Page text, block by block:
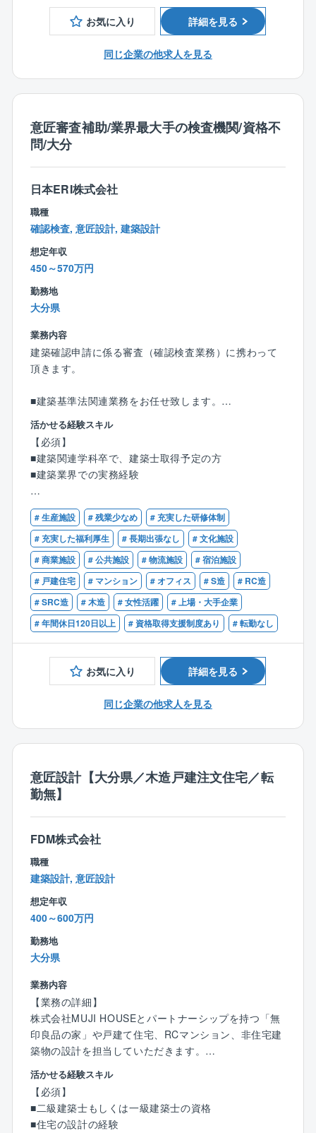
す。
入社後は同社のこと、仕事の流れをまずは知って頂く
あなた自身のスキルも活かしつつ、徐々に慣れていき
また、お願いする案件は規格商品の建築が大半。
同じ規格商品の建築工事を複数担当することもあるた
め、経験を積み仕事に慣れていけば、効率よく業務を
進められます。
■未来まで街に残る建物をつくっています
何が時代に必要とされているのかを考え、商品に反映
している同社。
例えば高耐震やバリアフリー設計などニーズのある商
品を創造する事でお客様から高い満足度を頂いていま
す。
社会的意義の高い商品をつくっていくやりがいある仕
事です。
高耐震重軽量鉄骨アパート
力商品とし、様々な製品を自社工場で一貫生産してい
る同社。
室内家具はもちろん、家具、造作材、システムキッチ
ン、収納家具などを幅広く生産し、質の高い建物を生
み出しています。
お気に入り 詳細を見る
同じ企業の他求人を見る
意匠審査補助/業界最大手の検査機関/資格不
問/大分
日本ERI株式会社
職種
確認検査, 意匠設計, 建築設計
想定年収
450～570万円
勤務地
大分県
業務内容
建築確認申請に係る審査（確認検査業務）に携わって
頂きます。
■建築基準法関連業務をお任せ致します。
建築確認の審査業務（意匠担当）をお任せいたしま
す。
建築基準適合判定資格者を取得後は検査業務にも関わ
る可能性があります。
戸建住宅から大規模建築物、木造からSRC造まで多様
な案件に携わることが可能です。
【ポイント】
■資格取得に対してのバックアップ
一級建築士の資格を保有している方には入社後、建築
基準適合判定資格者の取得を目指していただきます。
グループ会社のERIアカデミーで主催している講座を社
内研修の一環として受講できる制度を整えています。
取得後は祝い金30万円や月額の資格手当を支給。資格
取得にむけてしっかりとした支援制度を整えていま
す！
業務に関しては、座学研修やeラーニングの他、社内勉
■ワークライフバランス
平均残業時間が20時間とプライベートとメリハリをつ
【同社の特徴】
民間会社では国土交通大臣指定の確認検査機関第1号と
して、業界のパイオニアという確固たる地位を確立し
ております。
現在は全国34ヶ所に拠点を有し、確認検査業務や、住
宅性能評価、高層評定、省エネに係る審査業務といっ
た、高品質で多様なサービスを一貫して提供しており
ます。
近年では、電子化も進んでおり、法改正への対応で省
活かせる経験スキル
【必須】
■建築関連学科卒で、建築士取得予定の方
■建築業界での実務経験
【歓迎】
■一級、二級建築士
■建築基準適合判定資格者
■ゼネコンや設計事務所などでの設計業務の実務経験
# 生産施設 # 残業少なめ
# 充実した研修体制
# 充実した福利厚生
# 長期出張なし
# 文化施設
# 商業施設
# 公共施設 # 物流施設
# 宿泊施設
# 戸建住宅
# マンション # オフィス # S造
# RC造
# SRC造
# 木造 # 女性活躍
# 上場・大手企業
# 年間休日120日以上
# 資格取得支援制度あり # 転勤なし
お気に入り 詳細を見る
同じ企業の他求人を見る
意匠設計【大分県／木造戸建注文住宅／転
勤無】
FDM株式会社
職種
建築設計, 意匠設計
想定年収
400～600万円
勤務地
大分県
業務内容
【業務の詳細】
株式会社MUJI HOUSEとパートナーシップを持つ「無
印良品の家」や戸建て住宅、RCマンション、非住宅建
築物の設計を担当していただきます。
■木造をメインとした注文住宅設計
■2×4工法もしくはSE工法による企画住宅、セミオーダ
ー住宅、フルオーダー住宅の設計
活かせる経験スキル
【必須】
■二級建築士もしくは一級建築士の資格
■住宅の設計の経験